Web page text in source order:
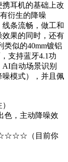
耳机的基础上改
衍生的降噪
条流畅，做工和
果的同时，还有
似的40mm镀铝
支持蓝牙4.1功
自动场景识别
噪模式），并且佩
主动降噪效
（目前你